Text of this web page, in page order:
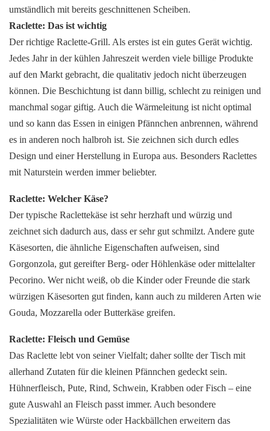
umständlich mit bereits geschnittenen Scheiben.
Raclette: Das ist wichtig
Der richtige Raclette-Grill. Als erstes ist ein gutes Gerät wichtig.
Jedes Jahr in der kühlen Jahreszeit werden viele billige Produkte
auf den Markt gebracht, die qualitativ jedoch nicht überzeugen
können. Die Beschichtung ist dann billig, schlecht zu reinigen und
manchmal sogar giftig. Auch die Wärmeleitung ist nicht optimal
und so kann das Essen in einigen Pfännchen anbrennen, während
es in anderen noch halbroh ist. Sie zeichnen sich durch edles
Design und einer Herstellung in Europa aus. Besonders Raclettes
mit Naturstein werden immer beliebter.
Raclette: Welcher Käse?
Der typische Raclettekäse ist sehr herzhaft und würzig und
zeichnet sich dadurch aus, dass er sehr gut schmilzt. Andere gute
Käsesorten, die ähnliche Eigenschaften aufweisen, sind
Gorgonzola, gut gereifter Berg- oder Höhlenkäse oder mittelalter
Pecorino. Wer nicht weiß, ob die Kinder oder Freunde die stark
würzigen Käsesorten gut finden, kann auch zu milderen Arten wie
Gouda, Mozzarella oder Butterkäse greifen.
Raclette: Fleisch und Gemüse
Das Raclette lebt von seiner Vielfalt; daher sollte der Tisch mit
allerhand Zutaten für die kleinen Pfännchen gedeckt sein.
Hühnerfleisch, Pute, Rind, Schwein, Krabben oder Fisch – eine
gute Auswahl an Fleisch passt immer. Auch besondere
Spezialitäten wie Würste oder Hackbällchen erweitern das